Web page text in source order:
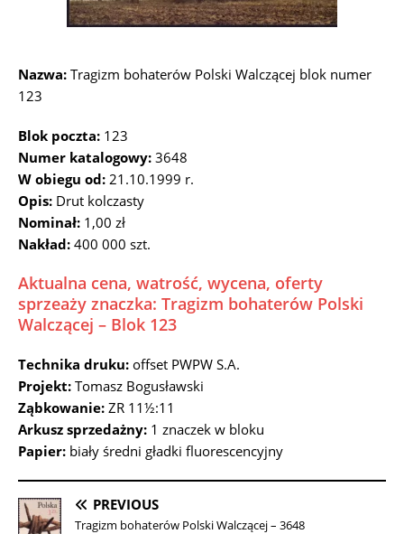
Nazwa: Tragizm bohaterów Polski Walczącej blok numer
123
Blok poczta: 123
Numer katalogowy: 3648
W obiegu od: 21.10.1999 r.
Opis: Drut kolczasty
Nominał: 1,00 zł
Nakład: 400 000 szt.
Aktualna cena, watrość, wycena, oferty
sprzeaży znaczka: Tragizm bohaterów Polski
Walczącej – Blok 123
Technika druku: offset PWPW S.A.
Projekt: Tomasz Bogusławski
Ząbkowanie: ZR 11½:11
Arkusz sprzedażny: 1 znaczek w bloku
Papier: biały średni gładki fluorescencyjny
PREVIOUS
Tragizm bohaterów Polski Walczącej – 3648